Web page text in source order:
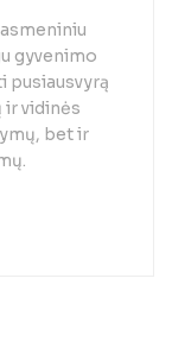
gyvenimo
pusiausvyrą
ir vidinės
bet ir